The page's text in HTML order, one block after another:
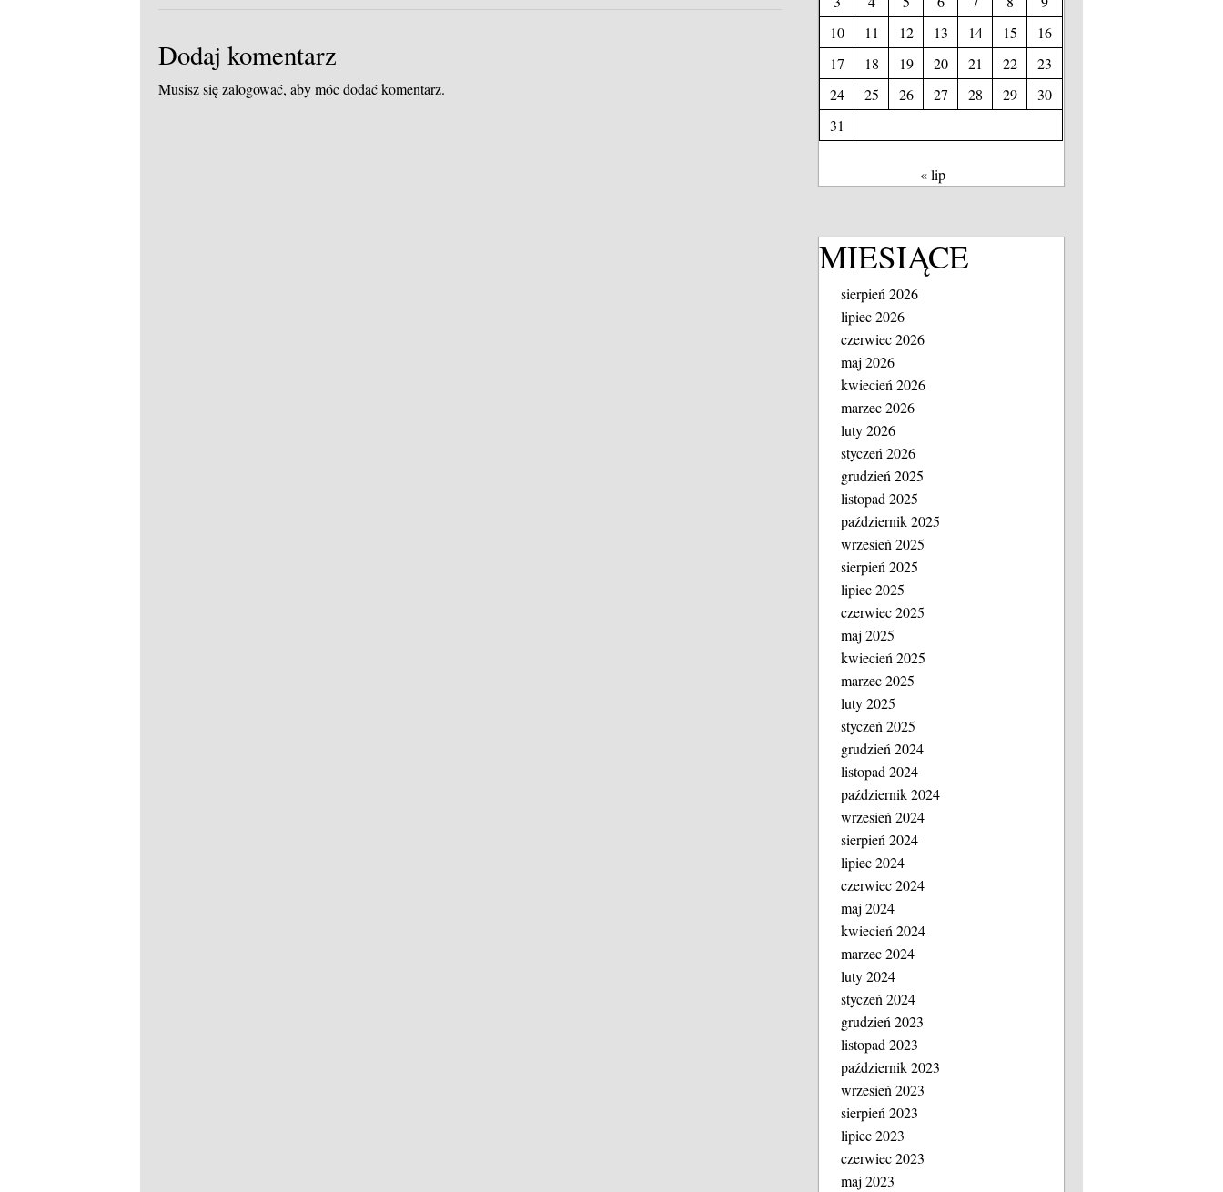
Dodaj komentarz
Musisz sięzalogować, aby móc dodać komentarz.
10
11 12 13 14 15
16
17
18 19 20 21 22
23
24
25 26 27 28 29
30
31
« lip
MIESIĄCE
sierpień 2026
lipiec 2026
czerwiec 2026
maj 2026
kwiecień 2026
marzec 2026
luty 2026
styczeń 2026
grudzień 2025
listopad 2025
październik 2025
wrzesień 2025
sierpień 2025
lipiec 2025
czerwiec 2025
maj 2025
kwiecień 2025
marzec 2025
luty 2025
styczeń 2025
grudzień 2024
listopad 2024
październik 2024
wrzesień 2024
sierpień 2024
lipiec 2024
czerwiec 2024
maj 2024
kwiecień 2024
marzec 2024
luty 2024
styczeń 2024
grudzień 2023
listopad 2023
październik 2023
wrzesień 2023
sierpień 2023
lipiec 2023
czerwiec 2023
maj 2023